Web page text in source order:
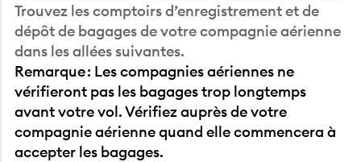
Trouvez les comptoirs d’enregistrement et de
dépôt de bagages de votre compagnie aérienne
dans les allées suivantes.
Remarque : Les compagnies aériennes ne
vérifieront pas les bagages trop longtemps
avant votre vol. Vérifiez auprès de votre
compagnie aérienne quand elle commencera à
accepter les bagages.